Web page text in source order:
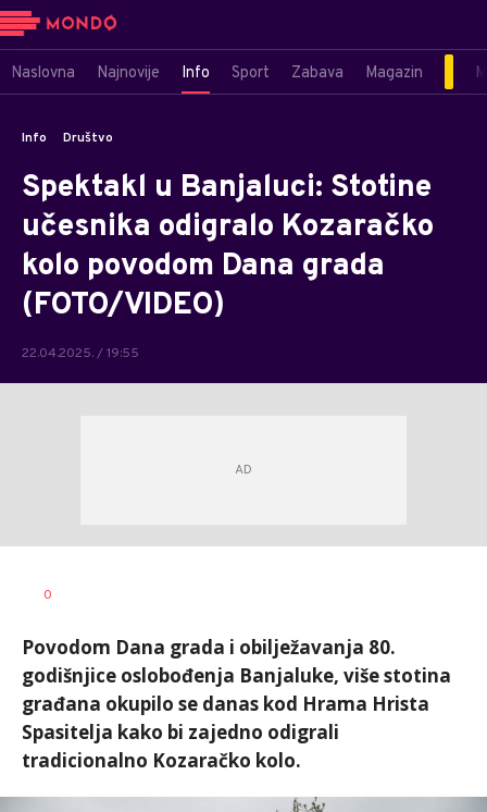
Naslovna Najnovije Info Sport Zabava Magazin
Info Društvo
Spektakl u Banjaluci: Stotine
učesnika odigralo Kozaračko
kolo povodom Dana grada
(FOTO/VIDEO)
22.04.2025. / 19:55
AUTOR
0
Povodom Dana grada i obilježavanja 80.
godišnjice oslobođenja Banjaluke, više stotina
građana okupilo se danas kod Hrama Hrista
Spasitelja kako bi zajedno odigrali
tradicionalno Kozaračko kolo.